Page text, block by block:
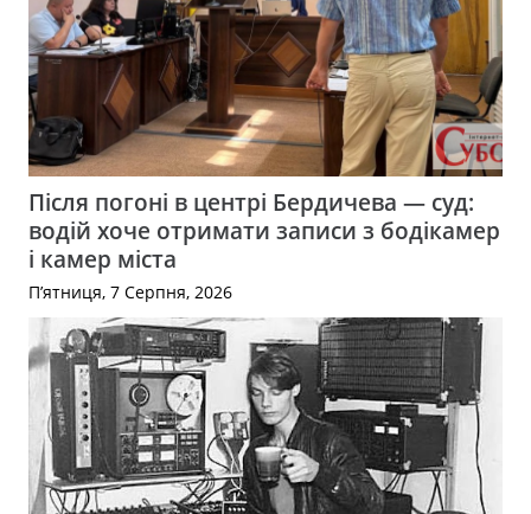
Після погоні в центрі Бердичева — суд:
водій хоче отримати записи з бодікамер
і камер міста
П’ятниця, 7 Серпня, 2026